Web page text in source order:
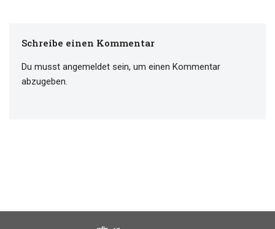
Schreibe einen Kommentar
Du musst angemeldet sein, um einen Kommentar
abzugeben.